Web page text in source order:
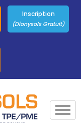
Inscription
(Dionysols Gratuit)